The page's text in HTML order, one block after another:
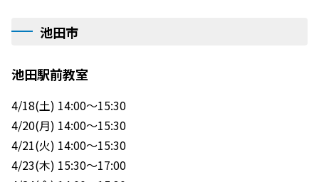
池田市
池田駅前教室
4/18(土) 14:00～15:30
4/20(月) 14:00～15:30
4/21(火) 14:00～15:30
4/23(木) 15:30～17:00